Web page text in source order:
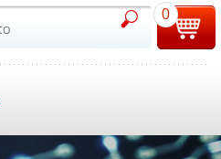
0